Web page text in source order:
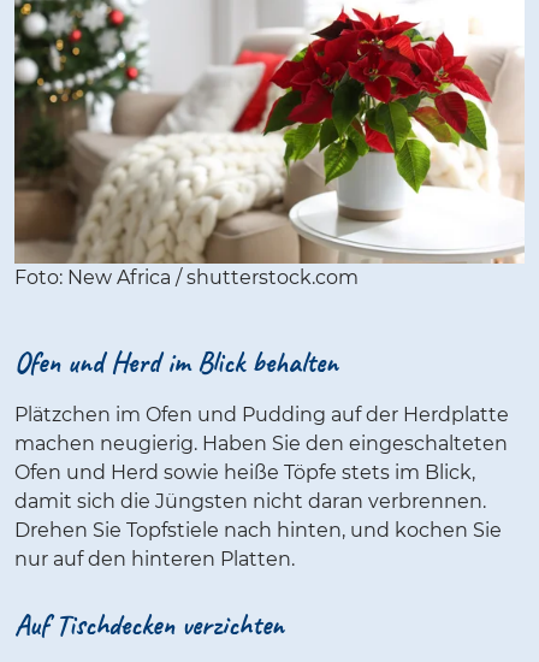
Foto: New Africa / shutterstock.com
Ofen und Herd im Blick behalten
Plätzchen im Ofen und Pudding auf der Herdplatte
machen neugierig. Haben Sie den eingeschalteten
Ofen und Herd sowie heiße Töpfe stets im Blick,
damit sich die Jüngsten nicht daran verbrennen.
Drehen Sie Topfstiele nach hinten, und kochen Sie
nur auf den hinteren Platten.
Auf Tischdecken verzichten